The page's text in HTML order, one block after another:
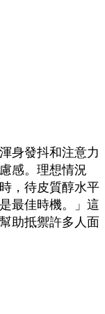
身發抖和注意力
感。理想情況
，待皮質醇水平
最佳時機。」這
助抵禦許多人面